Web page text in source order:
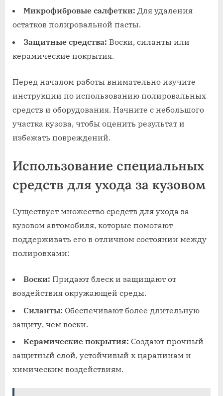
Микрофибровые салфетки: Для удаления
остатков полировальной пасты.
Защитные средства: Воски, силанты или
керамические покрытия.
Перед началом работы внимательно изучите
инструкции по использованию полировальных
средств и оборудования. Начните с небольшого
участка кузова, чтобы оценить результат и
избежать повреждений.
Использование специальных
средств для ухода за кузовом
Существует множество средств для ухода за
кузовом автомобиля, которые помогают
поддерживать его в отличном состоянии между
полировками:
Воски: Придают блеск и защищают от
воздействия окружающей среды.
Силанты: Обеспечивают более длительную
защиту, чем воски.
Керамические покрытия: Создают прочный
защитный слой, устойчивый к царапинам и
химическим воздействиям.